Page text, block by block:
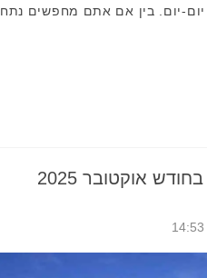
יום. בין אם אתם מחפשים נתח
אוקטובר 2025